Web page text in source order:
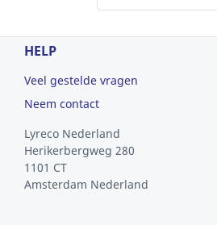
HELP
Veel gestelde vragen
Neem contact
Lyreco Nederland
Herikerbergweg 280
1101 CT
Amsterdam Nederland